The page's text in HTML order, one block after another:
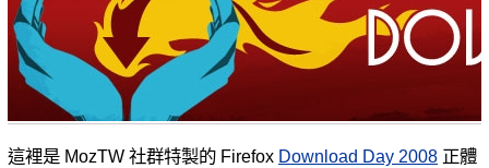
Firefox Download Day 2008
這裡是 MozTW 社群特製的 Firefox Download Day 2008 正體